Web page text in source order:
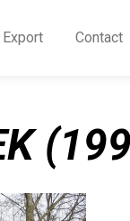
Export Contact
Blog